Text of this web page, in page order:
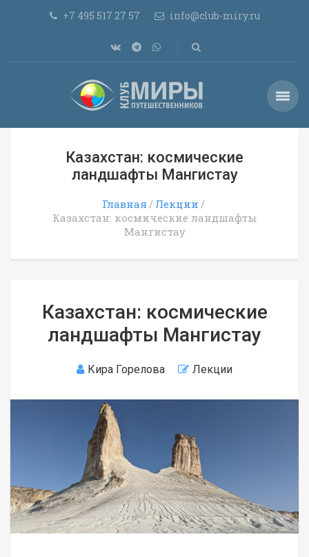
+7 495 517 27 57 info@club-miry.ru
Казахстан: космические
ландшафты Мангистау
Главная
Лекции
Казахстан: космические ландшафты
Мангистау
Казахстан: космические
ландшафты Мангистау
Кира Горелова Лекции